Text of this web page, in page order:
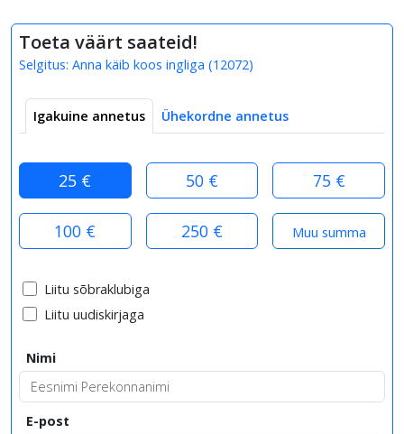
Toeta väärt saateid!
Selgitus: Anna käib koos ingliga (12072)
Igakuine annetus Ühekordne annetus
25 € 50 € 75 €
100 € 250 €
Liitu sõbraklubiga
Liitu uudiskirjaga
Nimi
E-post